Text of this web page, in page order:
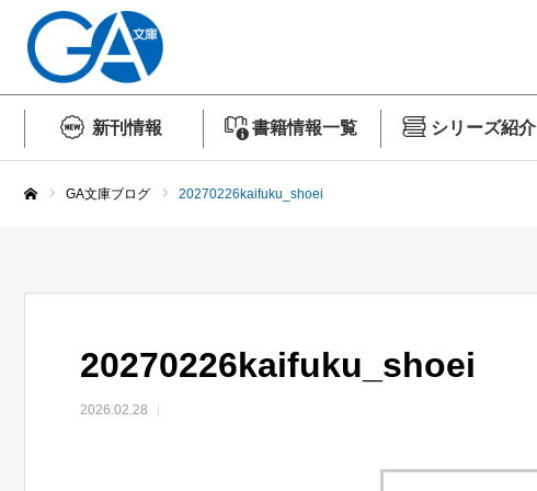
新刊情報 書籍情報一覧 シリーズ紹介
GA文庫ブログ 20270226kaifuku_shoei
20270226kaifuku_shoei
2026.02.28